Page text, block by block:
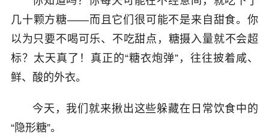
几十颗方糖——而且它们很可能不是来自甜食。你
以为只要不喝可乐、不吃甜点，糖摄入量就不会超
标？太天真了！真正的“糖衣炮弹”，往往披着咸、
鲜、酸的外衣。
今天，我们就来揪出这些躲藏在日常饮食中的
“隐形糖”。